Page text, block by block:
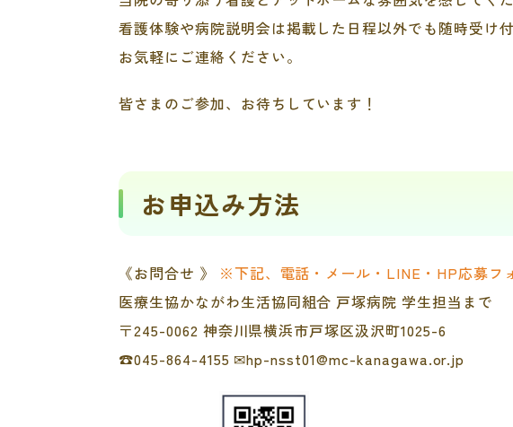
看護体験や病院説明会は掲載した日程以外でも随時受け
お気軽にご連絡ください。
皆さまのご参加、お待ちしています！
お申込み方法
《お問合せ 》 ※下記、電話・メール・LINE・HP応募フ
医療生協かながわ生活協同組合 戸塚病院 学生担当まで
〒245-0062 神奈川県横浜市戸塚区汲沢町1025-6
☎045-864-4155 ✉hp-nsst01@mc-kanagawa.or.jp